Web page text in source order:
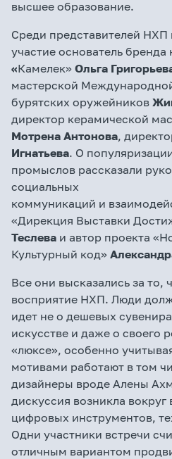
высшее образование.
Среди представителей НХП
участие основатель
«Камелек» Ольга
мастерской
бурятских оружейников
директор керамической
Мотрена Антонова,
Игнатьева. О
промыслов рассказали
социальных
коммуникаций и
«Дирекция Выставки
Теслева и автор проекта
Культурный код»
Все они высказались за то,
восприятие НХП. Люди
идет не о дешевых
искусстве и даже о своего
«люксе», особенно
мотивами работают в том
дизайнеры вроде Алены
дискуссия возникла
цифровых инструментов,
Одни участники встречи
отличным вариантом